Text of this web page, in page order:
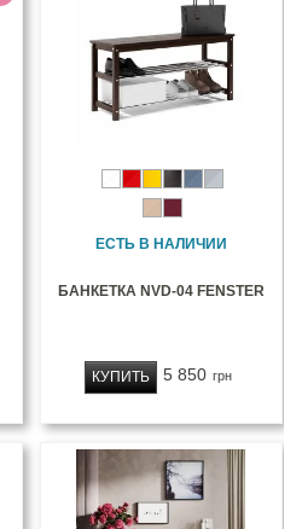
ЕСТЬ В НАЛИЧИИ
БАНКЕТКА NVD-04 FENSTER
5 850 грн
КУПИТЬ